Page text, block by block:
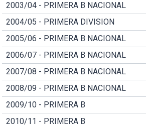
2003/04 - PRIMERA B NACIONAL
2004/05 - PRIMERA DIVISION
2005/06 - PRIMERA B NACIONAL
2006/07 - PRIMERA B NACIONAL
2007/08 - PRIMERA B NACIONAL
2008/09 - PRIMERA B NACIONAL
2009/10 - PRIMERA B
2010/11 - PRIMERA B